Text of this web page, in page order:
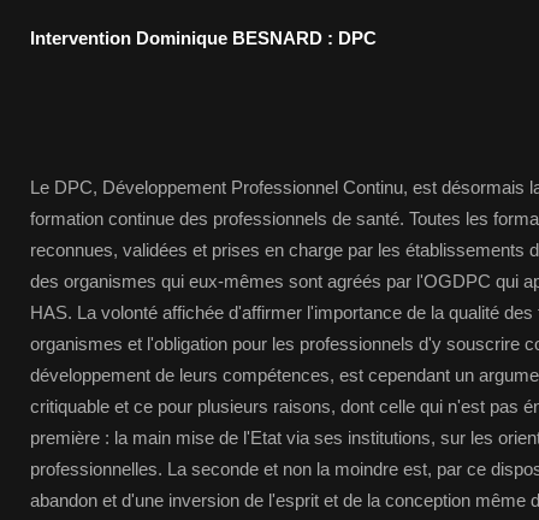
Intervention Dominique BESNARD : DPC
Le DPC, Développement Professionnel Continu, est désormais
formation continue des professionnels de santé. Toutes les
reconnues, validées et prises en charge par les établissements
des organismes qui eux-mêmes sont agréés par l'OGDPC qui
HAS. La volonté affichée d'affirmer l'importance de la qualité
organismes et l'obligation pour les professionnels d'y souscrire
développement de leurs compétences, est cependant un
critiquable et ce pour plusieurs raisons, dont celle qui n'est pas
première : la main mise de l'Etat via ses institutions, sur les
professionnelles. La seconde et non la moindre est, par ce
abandon et d'une inversion de l'esprit et de la conception même